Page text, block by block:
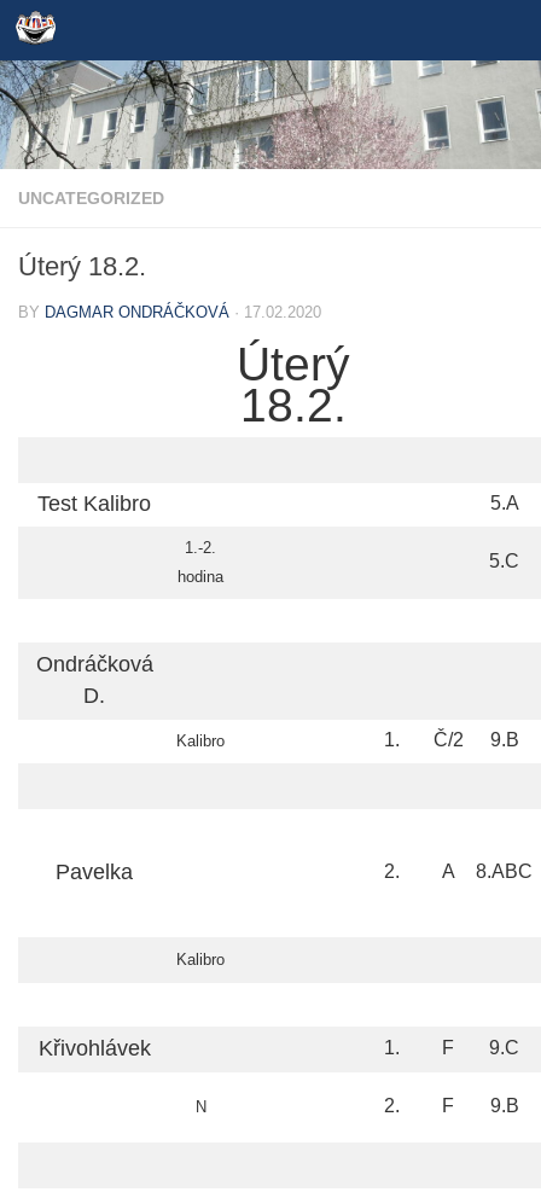
Skip to content
UNCATEGORIZED
Úterý 18.2.
BY DAGMAR ONDRÁČKOVÁ · 17.02.2020
Úterý
18.2.
Test Kalibro 5.A
1.-2.
hodina
5.C
Ondráčková
D.
Kalibro 1. Č/2 9.B
Pavelka 2. A 8.ABC
Kalibro
Křivohlávek 1. F 9.C
N 2. F 9.B